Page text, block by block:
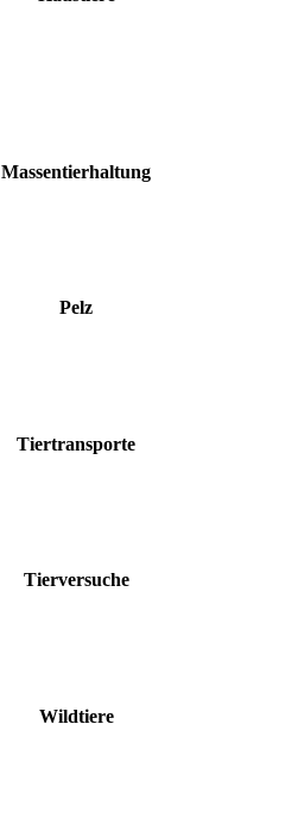
Massentierhaltung
Pelz
Tiertransporte
Tierversuche
Wildtiere